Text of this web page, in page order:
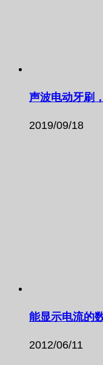
声波电动牙刷
2019/09/18
能显示电流的
2012/06/11